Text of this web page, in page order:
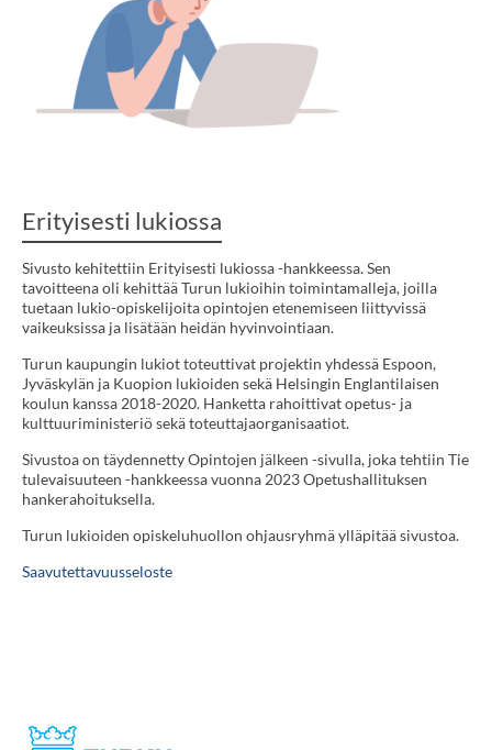
Erityisesti lukiossa
Sivusto kehitettiin Erityisesti lukiossa -hankkeessa. Sen
tavoitteena oli kehittää Turun lukioihin toimintamalleja, joilla
tuetaan lukio-opiskelijoita opintojen etenemiseen liittyvissä
vaikeuksissa ja lisätään heidän hyvinvointiaan.
Turun kaupungin lukiot toteuttivat projektin yhdessä Espoon,
Jyväskylän ja Kuopion lukioiden sekä Helsingin Englantilaisen
koulun kanssa 2018-2020. Hanketta rahoittivat opetus- ja
kulttuuriministeriö sekä toteuttajaorganisaatiot.
Sivustoa on täydennetty Opintojen jälkeen -sivulla, joka tehtiin Tie
tulevaisuuteen -hankkeessa vuonna 2023 Opetushallituksen
hankerahoituksella.
Turun lukioiden opiskeluhuollon ohjausryhmä ylläpitää sivustoa.
Saavutettavuusseloste